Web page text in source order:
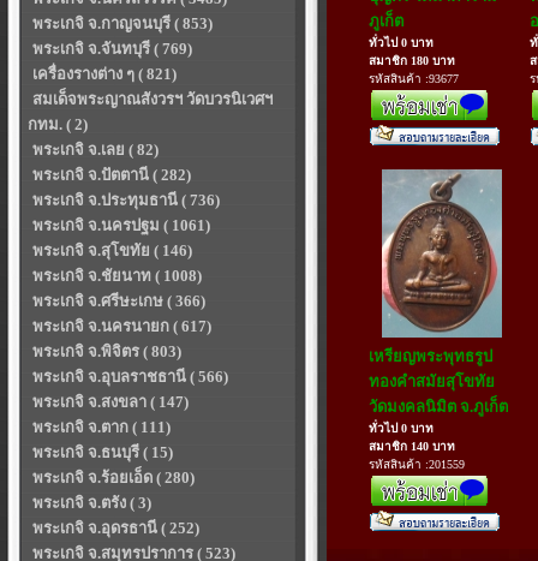
พระเกจิ จ.กาญจนบุรี ( 853)
พระเกจิ จ.จันทบุรี ( 769)
เครื่องรางต่าง ๆ ( 821)
สมเด็จพระญาณสังวรฯ วัดบวรนิเวศฯ
กทม. ( 2)
พระเกจิ จ.เลย ( 82)
พระเกจิ จ.ปัตตานี ( 282)
พระเกจิ จ.ประทุมธานี ( 736)
พระเกจิ จ.นครปฐม ( 1061)
พระเกจิ จ.สุโขทัย ( 146)
พระเกจิ จ.ชัยนาท ( 1008)
พระเกจิ จ.ศรีษะเกษ ( 366)
พระเกจิ จ.นครนายก ( 617)
พระเกจิ จ.พิจิตร ( 803)
พระเกจิ จ.อุบลราชธานี ( 566)
พระเกจิ จ.สงขลา ( 147)
พระเกจิ จ.ตาก ( 111)
พระเกจิ จ.ธนบุรี ( 15)
พระเกจิ จ.ร้อยเอ็ด ( 280)
พระเกจิ จ.ตรัง ( 3)
พระเกจิ จ.อุดรธานี ( 252)
พระเกจิ จ.สมุทรปราการ ( 523)
ภูเก็ต
ทั่วไป 0 บาท
สมาชิก 180 บาท
รหัสสินค้า :93677
เหรียญพระพุทธรูป
ทองคำสมัยสุโขทัย
วัดมงคลนิมิต จ.ภูเก็ต
ทั่วไป 0 บาท
สมาชิก 140 บาท
รหัสสินค้า :201559